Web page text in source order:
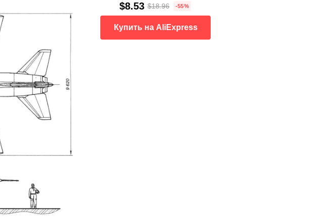
$8.53 $18.96 -55%
Купить на AliExpress